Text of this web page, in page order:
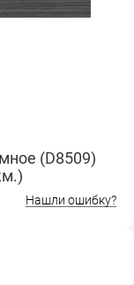
(D8509)
Нашли ошибку?